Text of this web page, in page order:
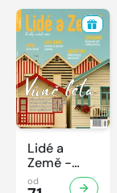
Lidé a
Země -
8/2026
od